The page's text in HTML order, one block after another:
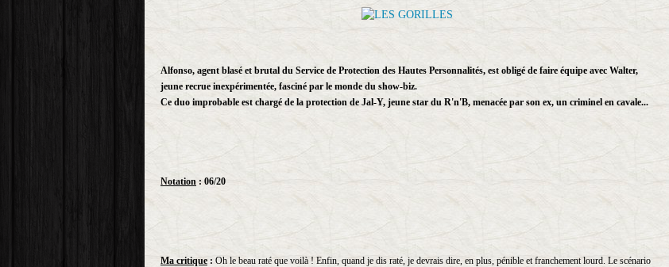
Alfonso, agent blasé et brutal du Service de Protection des Hautes Personnalités, est obligé de faire équipe avec Walter,
jeune recrue inexpérimentée, fasciné par le monde du show-biz.
Ce duo improbable est chargé de la protection de Jal-Y, jeune star du R'n'B, menacée par son ex, un criminel en cavale...
Notation : 06/20
Ma critique : Oh le beau raté que voilà ! Enfin, quand je dis raté, je devrais dire, en plus, pénible et franchement lourd. Le scénario